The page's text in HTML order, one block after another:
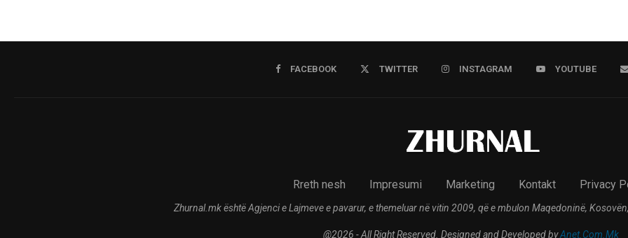
FACEBOOK TWITTER INSTAGRAM YOUTUBE
Rreth nesh Impresumi Marketing Kontakt Privacy
Zhurnal.mk është Agjenci e Lajmeve e pavarur, e themeluar në vitin 2009, që e mbulon Maqedoninë,
@2026 - All Right Reserved. Designed and Developed byAnet.Com.Mk